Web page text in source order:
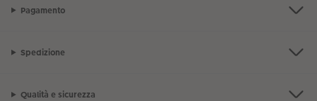
Pagamento
Spedizione
Qualità e sicurezza